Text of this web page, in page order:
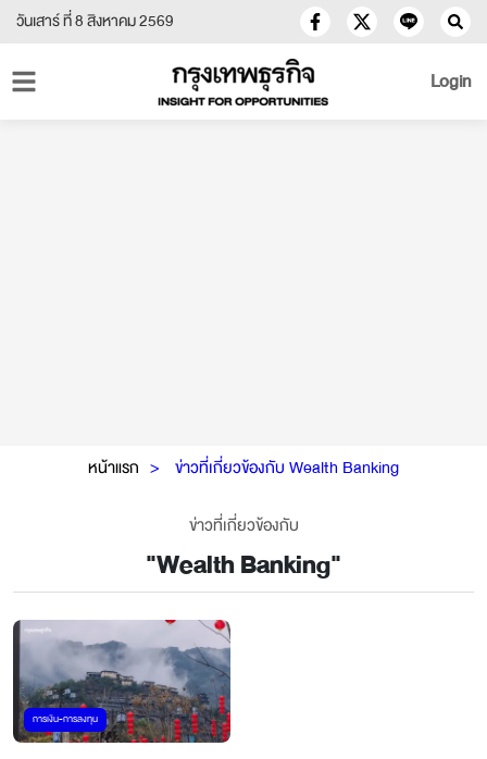
วันเสาร์ ที่ 8 สิงหาคม 2569
Login
หน้าแรก ข่าวที่เกี่ยวข้องกับ Wealth Banking
ข่าวที่เกี่ยวข้องกับ
"Wealth Banking"
การเงิน-การลงทุน